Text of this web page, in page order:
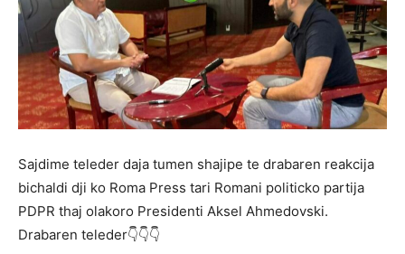
Sajdime teleder daja tumen shajipe te drabaren reakcija
bichaldi dji ko Roma Press tari Romani politicko partija
PDPR thaj olakoro Presidenti Aksel Ahmedovski.
Drabaren teleder👇👇👇